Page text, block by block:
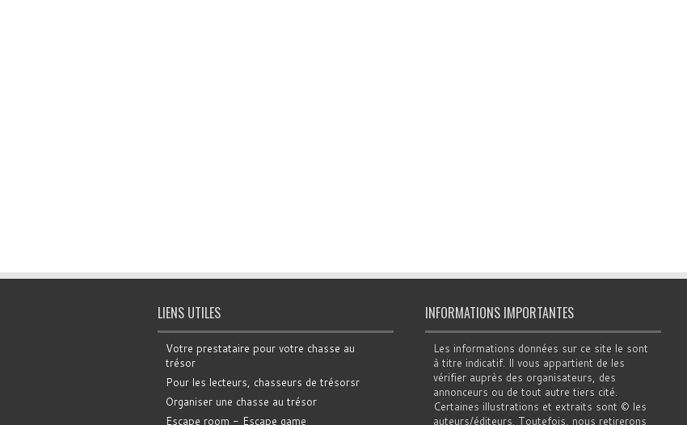
LIENS UTILES
Votre prestataire pour votre chasse au
trésor
Pour les lecteurs, chasseurs de trésorsr
Organiser une chasse au trésor
Escape room - Escape game
INFORMATIONS IMPORTANTES
Les informations données sur ce site le sont
à titre indicatif. Il vous appartient de les
vérifier auprès des organisateurs, des
annonceurs ou de tout autre tiers cité.
Certaines illustrations et extraits sont © les
auteurs/éditeurs. Toutefois, nous retirerons